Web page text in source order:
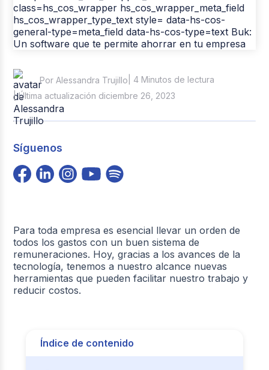
Columna del Experto
Pago de nómina
Reclutamiento y Selección
Por Alessandra Trujillo | 4 Minutos de lectura
| Última actualización diciembre 26, 2023
Síguenos
Para toda empresa es esencial llevar un orden de
todos los gastos con un buen sistema de
remuneraciones. Hoy, gracias a los avances de la
tecnología, tenemos a nuestro alcance nuevas
herramientas que pueden facilitar nuestro trabajo y
reducir costos.
Índice de contenido